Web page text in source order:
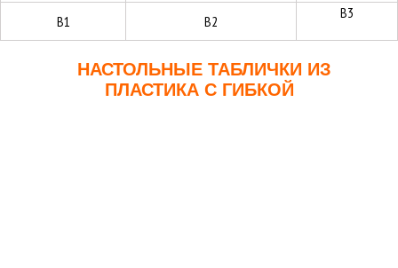
В1 В2 В3
НАСТОЛЬНЫЕ ТАБЛИЧКИ ИЗ
ПЛАСТИКА С ГИБКОЙ